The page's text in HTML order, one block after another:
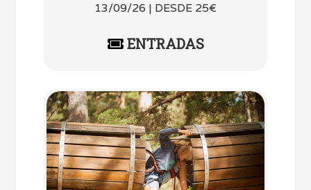
13/09/26 | DESDE 25€
ENTRADAS